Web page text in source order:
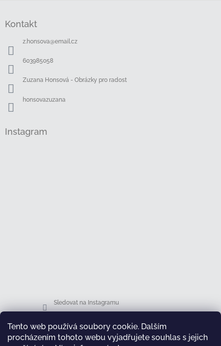
Tento web používá soubory cookie. Dalším
procházením tohoto webu vyjadřujete souhlas s jejich
Kontakt
z.honsova@email.cz
603985058
Zuzana Honsová - Obrázky pro radost
honsovazuzana
Instagram
Sledovat na Instagramu
Facebook